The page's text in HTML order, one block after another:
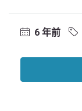
6 年前